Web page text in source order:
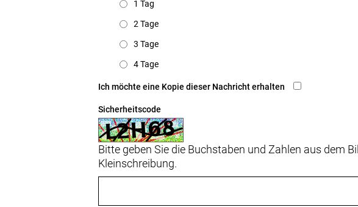
1 Tag
2 Tage
3 Tage
4 Tage
Ich möchte eine Kopie dieser Nachricht erhalten
Sicherheitscode
Bitte geben Sie die Buchstaben und Zahlen aus dem
Kleinschreibung.